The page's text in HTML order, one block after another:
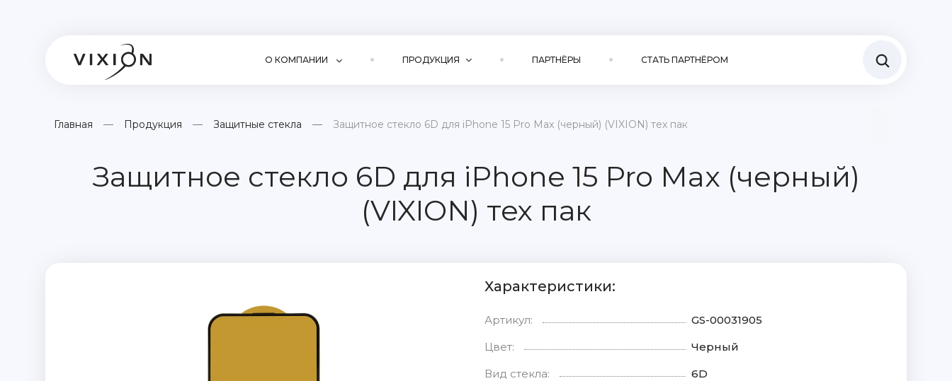
О КОМПАНИИ ПРОДУКЦИЯ ПАРТНЁРЫ СТАТЬ ПАРТНЁРОМ
Главная Продукция Защитные стекла Защитное стекло 6D для iPhone 15 Pro Max (черный) (VIXION) тех пак
Защитное стекло 6D для iPhone 15 Pro Max (черный)
(VIXION) тех пак
Характеристики:
Артикул:
GS-00031905
Цвет:
Черный
Вид стекла:
6D